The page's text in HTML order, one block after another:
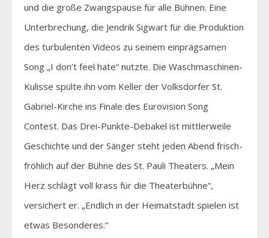
und die große Zwangspause für alle Bühnen. Eine
Unterbrechung, die Jendrik Sigwart für die Produktion
des turbulenten Videos zu seinem einprägsamen
Song „I don’t feel hate“ nutzte. Die Waschmaschinen-
Kulisse spülte ihn vom Keller der Volksdorfer St.
Gabriel-Kirche ins Finale des Eurovision Song
Contest. Das Drei-Punkte-Debakel ist mittlerweile
Geschichte und der Sänger steht jeden Abend frisch-
fröhlich auf der Bühne des St. Pauli Theaters. „Mein
Herz schlägt voll krass für die Theaterbühne“,
versichert er. „Endlich in der Heimatstadt spielen ist
etwas Besonderes.“